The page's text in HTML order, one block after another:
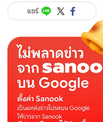
แชร์